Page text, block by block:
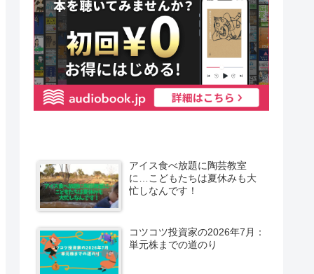
アイス食べ放題に陶芸教室
に…こどもたちは夏休みも大
忙しなんです！
コツコツ投資家の2026年7月：
単元株までの道のり